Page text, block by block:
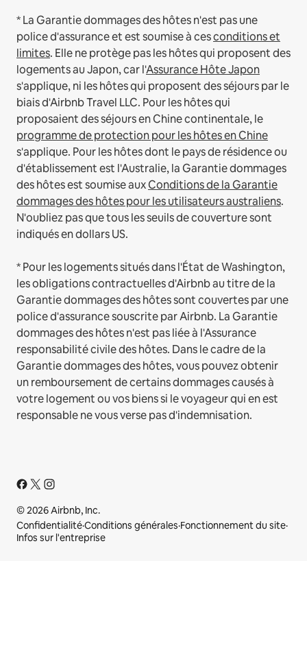
* La Garantie dommages des hôtes n'est pas une
police d'assurance et est soumise à cesconditions et
limites. Elle ne protège pas les hôtes qui proposent des
logements au Japon, car l'Assurance Hôte Japon
s'applique, ni les hôtes qui proposent des séjours par le
biais d'Airbnb Travel LLC. Pour les hôtes qui
proposaient des séjours en Chine continentale, le
programme de protection pour les hôtes en Chine
s'applique. Pour les hôtes dont le pays de résidence ou
d'établissement est l'Australie, la Garantie dommages
des hôtes est soumise auxConditions de la Garantie
dommages des hôtes pour les utilisateurs australiens.
N'oubliez pas que tous les seuils de couverture sont
indiqués en dollars US.
* Pour les logements situés dans l'État de Washington,
les obligations contractuelles d'Airbnb au titre de la
Garantie dommages des hôtes sont couvertes par une
police d'assurance souscrite par Airbnb. La Garantie
dommages des hôtes n'est pas liée à l'Assurance
responsabilité civile des hôtes. Dans le cadre de la
Garantie dommages des hôtes, vous pouvez obtenir
un remboursement de certains dommages causés à
votre logement ou vos biens si le voyageur qui en est
responsable ne vous verse pas d'indemnisation.
© 2026 Airbnb, Inc.
Confidentialité·Conditions générales·Fonctionnement du site·
Infos sur l'entreprise